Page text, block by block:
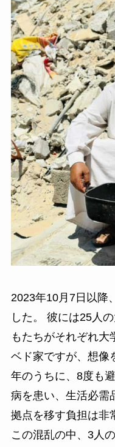
2023年10月7日以降
した。 彼には25人
もたちがそれぞれ大
ベド家ですが、想像
年のうちに、8度も
病を患い、生活必需
拠点を移す負担は非
この混乱の中、3人